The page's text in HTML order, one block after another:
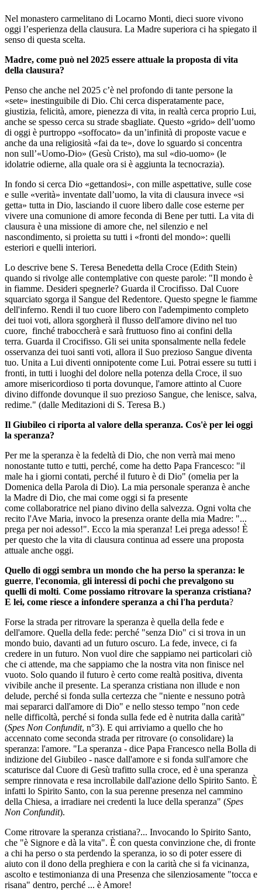
Nel monastero carmelitano di Locarno Monti, dieci suore vivono
oggi l’esperienza della clausura. La Madre superiora ci ha spiegato il
senso di questa scelta.
Madre, come può nel 2025 essere attuale la proposta di vita
della clausura?
Penso che anche nel 2025 c’è nel profondo di tante persone la
«sete» inestinguibile di Dio. Chi cerca disperatamente pace,
giustizia, felicità, amore, pienezza di vita, in realtà cerca proprio Lui,
anche se spesso cerca su strade sbagliate. Questo «grido» dell’uomo
di oggi è purtroppo «soffocato» da un’infinità di proposte vacue e
anche da una religiosità «fai da te», dove lo sguardo si concentra
non sull’«Uomo-Dio» (Gesù Cristo), ma sul «dio-uomo» (le
idolatrie odierne, alla quale ora si è aggiunta la tecnocrazia).
In fondo si cerca Dio «gettandosi», con mille aspettative, sulle cose
e sulle «verità» inventate dall’uomo, la vita di clausura invece «si
getta» tutta in Dio, lasciando il cuore libero dalle cose esterne per
vivere una comunione di amore feconda di Bene per tutti. La vita di
clausura è una missione di amore che, nel silenzio e nel
nascondimento, si proietta su tutti i «fronti del mondo»: quelli
esteriori e quelli interiori.
Lo descrive bene S. Teresa Benedetta della Croce (Edith Stein)
quando si rivolge alle contemplative con queste parole: "Il mondo è
in fiamme. Desideri spegnerle? Guarda il Crocifisso. Dal Cuore
squarciato sgorga il Sangue del Redentore. Questo spegne le fiamme
dell'inferno. Rendi il tuo cuore libero con l'adempimento completo
dei tuoi voti, allora sgorgherà il flusso dell'amore divino nel tuo
cuore, finché traboccherà e sarà fruttuoso fino ai confini della
terra. Guarda il Crocifisso. Gli sei unita sponsalmente nella fedele
osservanza dei tuoi santi voti, allora il Suo prezioso Sangue diventa
tuo. Unita a Lui diventi onnipotente come Lui. Potrai essere su tutti i
fronti, in tutti i luoghi del dolore nella potenza della Croce, il suo
amore misericordioso ti porta dovunque, l'amore attinto al Cuore
divino diffonde dovunque il suo prezioso Sangue, che lenisce, salva,
redime." (dalle Meditazioni di S. Teresa B.)
Il Giubileo ci riporta al valore della speranza. Cos'è per lei oggi
la speranza?
Per me la speranza è la fedeltà di Dio, che non verrà mai meno
nonostante tutto e tutti, perché, come ha detto Papa Francesco: "il
male ha i giorni contati, perché il futuro è di Dio" (omelia per la
Domenica della Parola di Dio). La mia personale speranza è anche
la Madre di Dio, che mai come oggi si fa presente
come collaboratrice nel piano divino della salvezza. Ogni volta che
recito l'Ave Maria, invoco la presenza orante della mia Madre: "...
prega per noi adesso!". Ecco la mia speranza! Lei prega adesso! È
per questo che la vita di clausura continua ad essere una proposta
attuale anche oggi.
Quello di oggi sembra un mondo che ha perso la speranza: le
guerre, l'economia, gli interessi di pochi che prevalgono su
quelli di molti. Come possiamo ritrovare la speranza cristiana?
E lei, come riesce a infondere speranza a chi l'ha perduta?
Forse la strada per ritrovare la speranza è quella della fede e
dell'amore. Quella della fede: perché "senza Dio" ci si trova in un
mondo buio, davanti ad un futuro oscuro. La fede, invece, ci fa
credere in un futuro. Non vuol dire che sappiamo nei particolari ciò
che ci attende, ma che sappiamo che la nostra vita non finisce nel
vuoto. Solo quando il futuro è certo come realtà positiva, diventa
vivibile anche il presente. La speranza cristiana non illude e non
delude, perché si fonda sulla certezza che "niente e nessuno potrà
mai separarci dall'amore di Dio" e nello stesso tempo "non cede
nelle difficoltà, perché si fonda sulla fede ed è nutrita dalla carità"
(Spes Non Confundit, n°3). E qui arriviamo a quello che ho
accennato come seconda strada per ritrovare (o consolidare) la
speranza: l'amore. "La speranza - dice Papa Francesco nella Bolla di
indizione del Giubileo - nasce dall'amore e si fonda sull'amore che
scaturisce dal Cuore di Gesù trafitto sulla croce, ed è una speranza
sempre rinnovata e resa incrollabile dall'azione dello Spirito Santo. È
infatti lo Spirito Santo, con la sua perenne presenza nel cammino
della Chiesa, a irradiare nei credenti la luce della speranza" (Spes
Non Confundit).
Come ritrovare la speranza cristiana?... Invocando lo Spirito Santo,
che "è Signore e dà la vita". È con questa convinzione che, di fronte
a chi ha perso o sta perdendo la speranza, io so di poter essere di
aiuto con il dono della preghiera e con la carità che si fa vicinanza,
ascolto e testimonianza di una Presenza che silenziosamente "tocca e
risana" dentro, perché ... è Amore!